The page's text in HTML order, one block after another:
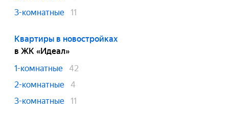
3-комнатные
11
Квартиры в новостройках
в ЖК «Идеал»
1-комнатные
42
2-комнатные
4
3-комнатные
11